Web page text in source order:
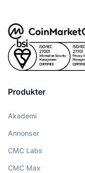
Produkter
Akademi
Annonser
CMC Labs
CMC Max